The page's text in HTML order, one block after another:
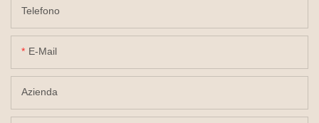
Telefono
E-Mail
Azienda